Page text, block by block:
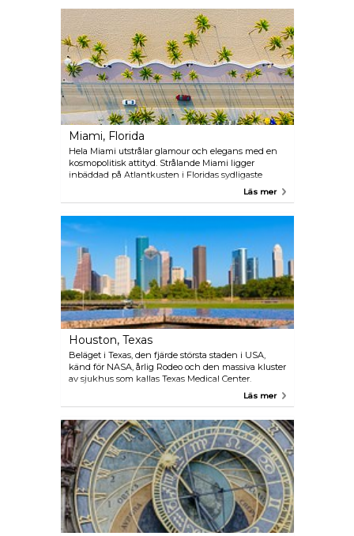
modernity offering you everything from bustling
tourist attractions to idyllic hideaways. The city is
perfect for romantic getaways. Even if you walk the
cobbled streets alone, you will be swept away by
the magic that has given Poznan a reputation for
being Poland’s most popular small-big city.
Miami, Florida
Hela Miami utstrålar glamour och elegans med en
kosmopolitisk attityd. Strålande Miami ligger
inbäddad på Atlantkusten i Floridas sydligaste
spets, vilket gör det soligt och varmt året runt. Det är
Tillsammans utgör de Miamis kulturliv. Det här är
en plats där du kan hitta vackra stränder,
enastående nattliv, massor av affärer och läckra
restauranger. Även om det finns ett överflöd av
saker att göra i staden och på stranden så njuter
besökare av att åka på endagsutflykter för att se
den hisnande omgivningen i Miami.
Läs mer
Houston, Texas
Beläget i Texas, den fjärde största staden i USA,
känd för NASA, årlig Rodeo och den massiva kluster
av sjukhus som kallas Texas Medical Center.
Houston har mognat till en komplett och rent av
häftig destination för den smarta resenären. Staden
av en majoritet av befolkningen. Denna blandning
av kulturer har bidragit till att göra Houston en stad
med utsökt mat i världsklass, kultur, nöjen och
shopping. Det är ingen överraskning att Houston
lockar besökare från hela världen.
Läs mer